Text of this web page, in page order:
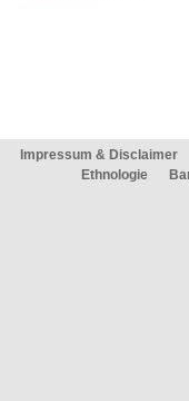
Impressum & Disclaimer
Ethnologie